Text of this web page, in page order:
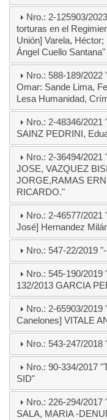
Nro.: 2-125903/
torturas en el
Unión] Varela,
Ángel Cuello Santana"
Nro.: 588-189/
Omar: Sande Lima,
Lesa Humanidad,
Nro.: 2-48346/2021
SAINZ PEDRINI,
Nro.: 2-36494/
JOSE, VAZQUEZ
JORGE,RAMAS
RICARDO."
Nro.: 2-46577/2021
José] Hernandez
Nro.: 547-22/2019
Nro.: 545-190/2019
132/2013 GARCIA
Nro.: 2-65903/2019
Canelones] VITALE
Nro.: 543-247/2018
Nro.: 90-334/2017
SID"
Nro.: 226-294/
SALA, MARIA -